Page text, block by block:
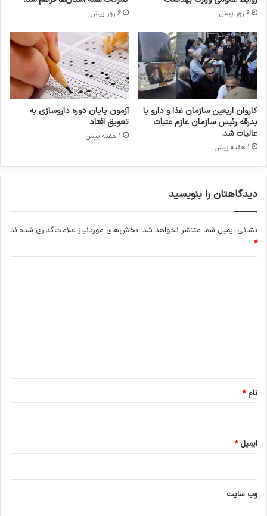
ز
ا
ت
ن
ط
ق
ه
6 روز پیش 6 روز پیش
کاروان اربعین سازمان غذا و دارو با
بدرقه رئیس سازمان عازم عتبات
عالیات شد.
1 هفته پیش
آزمون پایان دوره داروسازی به
تعویق افتاد
1 هفته پیش
دیدگاهتان را بنویسید
نشانی ایمیل شما منتشر نخواهد شد. بخش‌های موردنیاز علامت‌گذاری شده‌اند
*
نام*
ایمیل*
وب‌ سایت